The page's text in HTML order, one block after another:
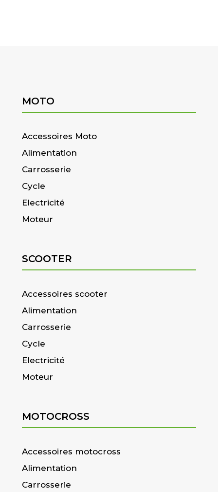
MOTO
Accessoires Moto
Alimentation
Carrosserie
Cycle
Electricité
Moteur
SCOOTER
Accessoires scooter
Alimentation
Carrosserie
Cycle
Electricité
Moteur
MOTOCROSS
Accessoires motocross
Alimentation
Carrosserie